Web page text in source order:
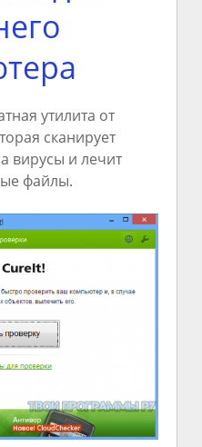
утилита от
сканирует
вирусы и лечит
файлы.